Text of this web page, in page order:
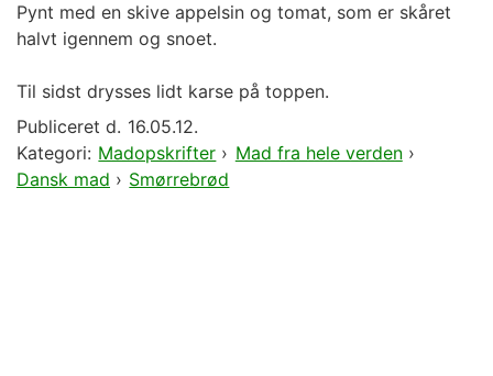
Pynt med en skive appelsin og tomat, som er skåret
halvt igennem og snoet.
Til sidst drysses lidt karse på toppen.
Publiceret d. 16.05.12.
Kategori: Madopskrifter › Mad fra hele verden›
Dansk mad › Smørrebrød